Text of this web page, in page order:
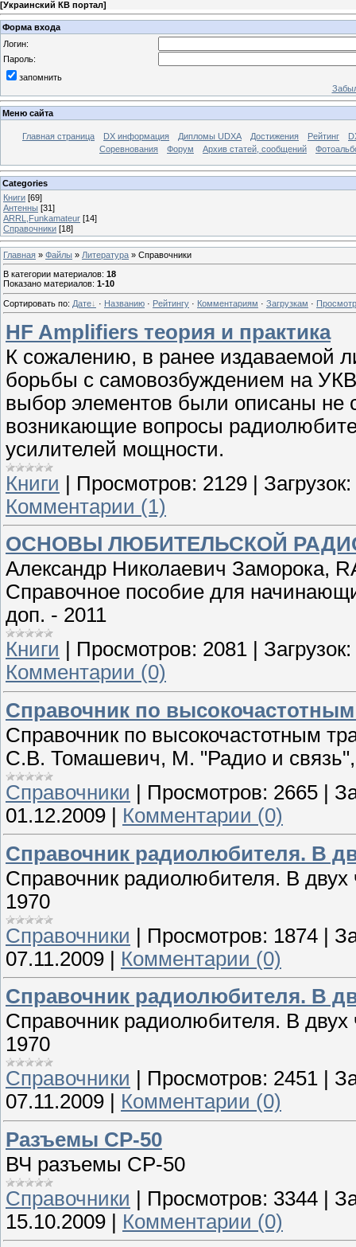
[Украинский КВ портал]
Форма входа
Логин:
Пароль:
запомнить
Меню сайта
Главная страница DX информация Дипломы UDXA Достижения Рейтинг
Соревнования
Форум Архив статей, сообщений
Categories
Книги [69]
Антенны [31]
ARRL,Funkamateur [14]
Справочники [18]
Главная » Файлы » Литература » Справочники
В категории материалов: 18
Показано материалов: 1-10
Сортировать по: Дате · Названию · Рейтингу · Комментариям · Загрузкам ·
HF Amplifiers теория и практика
К сожалению, в ранее издаваемой
борьбы с самовозбуждением на
выбор элементов были описаны не
возникающие вопросы
усилителей мощности.
Книги | Просмотров: 2129 | Загрузок:
Комментарии (1)
ОСНОВЫ ЛЮБИТЕЛЬСКОЙ
Александр Николаевич Заморока,
Справочное пособие для
доп. - 2011
Книги
Просмотров: 2081
Загрузок:
Комментарии (0)
Справочник по
Справочник по высокочастотным
С.В. Томашевич, М. "Радио и
Справочники
Просмотров: 2665
01.12.2009
Комментарии (0)
Справочник радиолюбителя. В
Справочник радиолюбителя. В
1970
Справочники | Просмотров: 1874 |
07.11.2009 | Комментарии (0)
Справочник радиолюбителя. В
Справочник радиолюбителя. В
1970
Справочники
Просмотров: 2451
07.11.2009
Комментарии (0)
Разъемы СР-50
ВЧ разъемы СР-50
Справочники
Просмотров: 3344
15.10.2009
Комментарии (0)